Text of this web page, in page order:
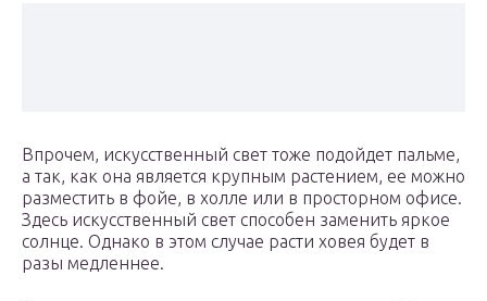
Впрочем, искусственный свет тоже подойдет пальме,
а так, как она является крупным растением, ее можно
разместить в фойе, в холле или в просторном офисе.
Здесь искусственный свет способен заменить яркое
солнце. Однако в этом случае расти ховея будет в
разы медленнее.